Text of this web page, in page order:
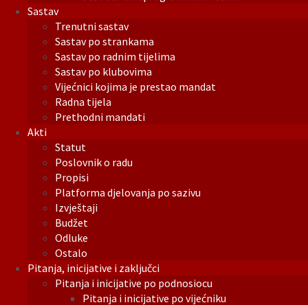
Sastav
Trenutni sastav
Sastav po strankama
Sastav po radnim tijelima
Sastav po klubovima
Vijećnici kojima je prestao mandat
Radna tijela
Prethodni mandati
Akti
Statut
Poslovnik o radu
Propisi
Platforma djelovanja po sazivu
Izvještaji
Budžet
Odluke
Ostalo
Pitanja, inicijative i zaključci
Pitanja i inicijative po podnosiocu
Pitanja i inicijative po vijećniku